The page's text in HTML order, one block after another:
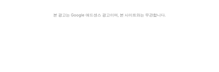
본 광고는 Google 애드센스 광고이며, 본 사이트와는 무관합니다.